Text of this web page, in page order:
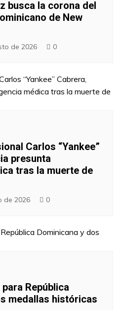
busca la corona del
de New
de 2026 0
Carlos “Yankee”
presunta
tras la muerte de
de 2026 0
República
medallas históricas